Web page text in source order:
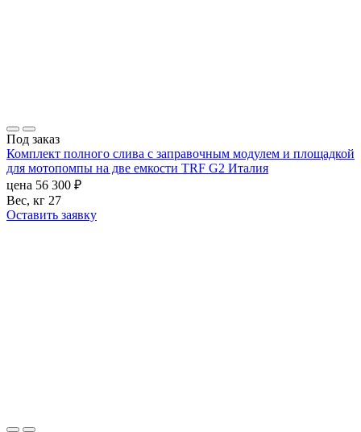
Под заказ
Комплект полного слива с заправочным модулем и площадкой
для мотопомпы на две емкости TRF G2 Италия
цена 56 300 ₽
Вес, кг 27
Оставить заявку